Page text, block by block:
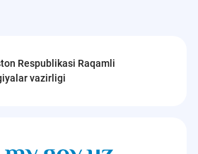
Respublikasi Raqamli
vazirligi